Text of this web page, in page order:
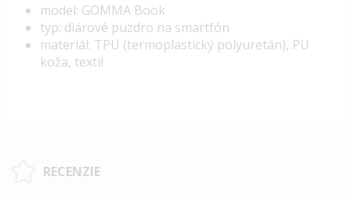
model: GOMMA Book
typ: diárové puzdro na smartfón
materiál: TPU (termoplastický polyuretán), PU
koža, textil
RECENZIE